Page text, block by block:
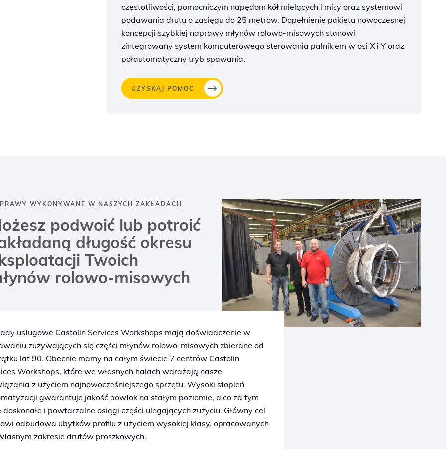
częstotliwości, pomocniczym napędom kół mielących i misy oraz systemowi
podawania drutu o zasięgu do 25 metrów. Dopełnienie pakietu nowoczesnej
koncepcji szybkiej naprawy młynów rolowo-misowych stanowi
zintegrowany system komputerowego sterowania palnikiem w osi X i Y oraz
półautomatyczny tryb spawania.
UZYSKAJ POMOC
WYKONYWANE W NASZYCH ZAKŁADACH
podwoić lub potroić
długość okresu
Twoich
rolowo-misowych
usługowe Castolin Services Workshops mają doświadczenie w
zużywających się części młynów rolowo-misowych zbierane od
lat 90. Obecnie mamy na całym świecie 7 centrów Castolin
Workshops, które we własnych halach wdrażają nasze
z użyciem najnowocześniejszego sprzętu. Wysoki stopień
gwarantuje jakość powłok na stałym poziomie, a co za tym
doskonałe i powtarzalne osiągi części ulegających zużyciu. Główny cel
odbudowa ubytków profilu z użyciem wysokiej klasy, opracowanych
zakresie drutów proszkowych.